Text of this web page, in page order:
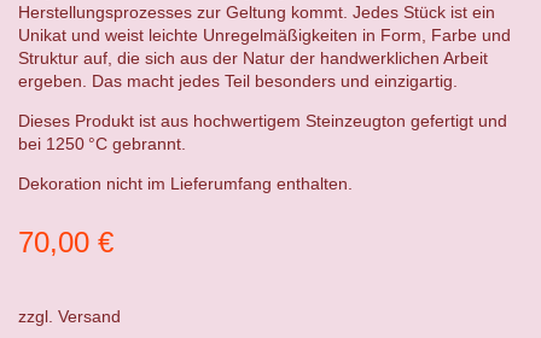
zzgl. Versand
70,00 €
Herstellungsprozesses zur Geltung kommt. Jedes Stück ist ein
Unikat und weist leichte Unregelmäßigkeiten in Form, Farbe und
Struktur auf, die sich aus der Natur der handwerklichen Arbeit
ergeben. Das macht jedes Teil besonders und einzigartig.
Dieses Produkt ist aus hochwertigem Steinzeugton gefertigt und
bei 1250 °C gebrannt.
Dekoration nicht im Lieferumfang enthalten.